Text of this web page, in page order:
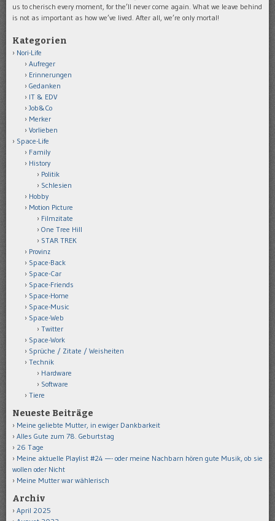
us to cherisch every moment, for the’ll never come again. What we leave behind
is not as important as how we’ve lived. After all, we’re only mortal!
Kategorien
Nori-Life
Aufreger
Erinnerungen
Gedanken
IT & EDV
Job&Co
Merker
Vorlieben
Space-Life
Family
History
Politik
Schlesien
Hobby
Motion Picture
Filmzitate
One Tree Hill
STAR TREK
Provinz
Space-Back
Space-Car
Space-Friends
Space-Home
Space-Music
Space-Web
Twitter
Space-Work
Sprüche / Zitate / Weisheiten
Technik
Hardware
Software
Tiere
Neueste Beiträge
Meine geliebte Mutter, in ewiger Dankbarkeit
Alles Gute zum 78. Geburtstag
26 Tage
Meine aktuelle Playlist #24 —- oder meine Nachbarn hören gute Musik, ob sie
wollen oder Nicht
Meine Mutter war wählerisch
Archiv
April 2025